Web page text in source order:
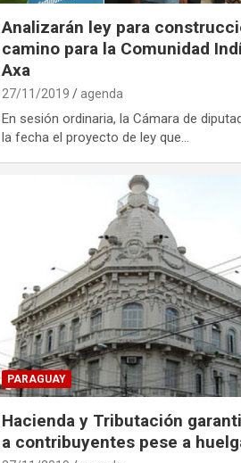
Analizarán ley para
camino para la Comunidad
Axa
27/11/2019 agenda
En sesión ordinaria, la Cámara de
la fecha el proyecto de ley que…
PARAGUAY
Hacienda y Tributación
a contribuyentes pese a